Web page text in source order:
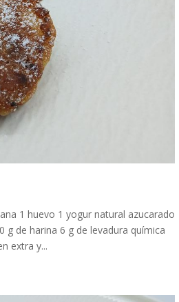
1 huevo 1 yogur natural azucarado
g de harina 6 g de levadura química
extra y...